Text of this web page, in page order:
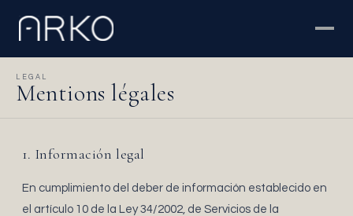
LEGAL
Mentions légales
1. Información legal
En cumplimiento del deber de información establecido en
el artículo 10 de la Ley 34/2002, de Servicios de la